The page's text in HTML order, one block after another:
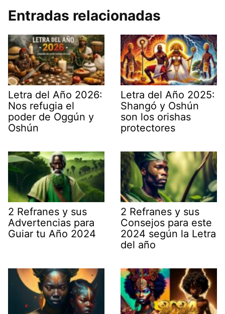
Entradas relacionadas
Letra del Año 2026:
Nos refugia el
poder de Oggún y
Oshún
Letra del Año 2025:
Shangó y Oshún
son los orishas
protectores
2 Refranes y sus
Advertencias para
Guiar tu Año 2024
2 Refranes y sus
Consejos para este
2024 según la Letra
del año